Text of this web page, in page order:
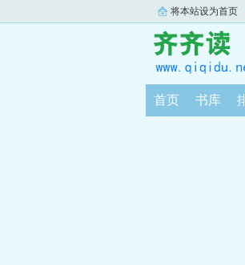
将本站设为首页
首页 书库